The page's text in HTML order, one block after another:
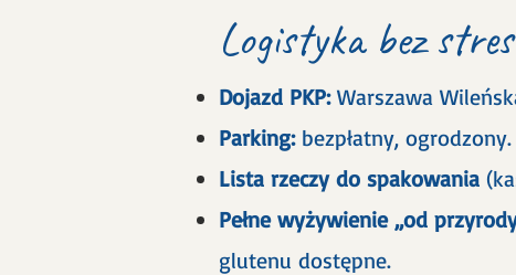
Logistyka bez
Dojazd PKP: Warszawa
Parking:bezpłatny, ogrodzony.
Lista rzeczy do spakowania
Pełne wyżywienie „od
glutenu dostępne.